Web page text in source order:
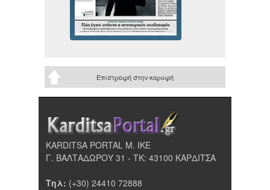
Επιστροφή στην κορυφή
KARDITSA PORTAL Μ. ΙΚΕ
Γ. ΒΑΛΤΑΔΩΡΟΥ 31 - ΤΚ: 43100 ΚΑΡΔΙΤΣΑ
Τηλ: (+30) 24410 72888